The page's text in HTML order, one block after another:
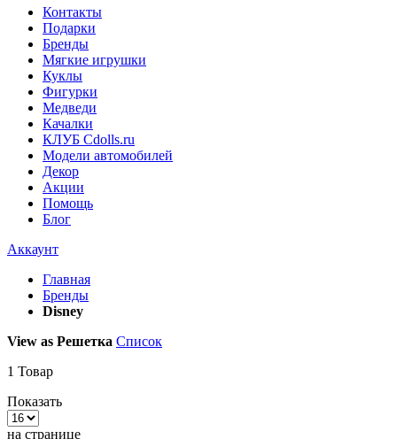
Контакты
Подарки
Бренды
Мягкие игрушки
Куклы
Фигурки
Медведи
Качалки
КЛУБ Cdolls.ru
Модели автомобилей
Декор
Акции
Помощь
Блог
Аккаунт
Главная
Бренды
Disney
View as Решетка Список
1 Товар
Показать
на странице